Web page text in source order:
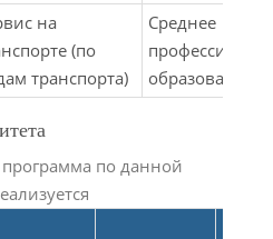
на
(по
транспорта)
Среднее
образование
программа по данной